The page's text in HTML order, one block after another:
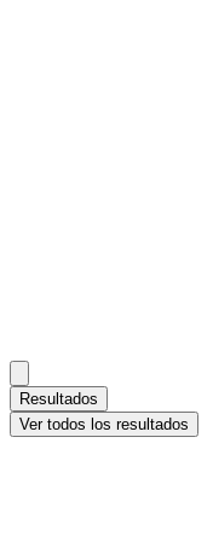
Resultados
Ver todos los resultados